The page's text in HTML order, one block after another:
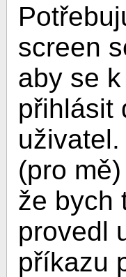
screen
aby se
přihlásit
(pro
že bych
provedl
příkazu